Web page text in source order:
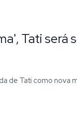
Tati será
de Tati como nova